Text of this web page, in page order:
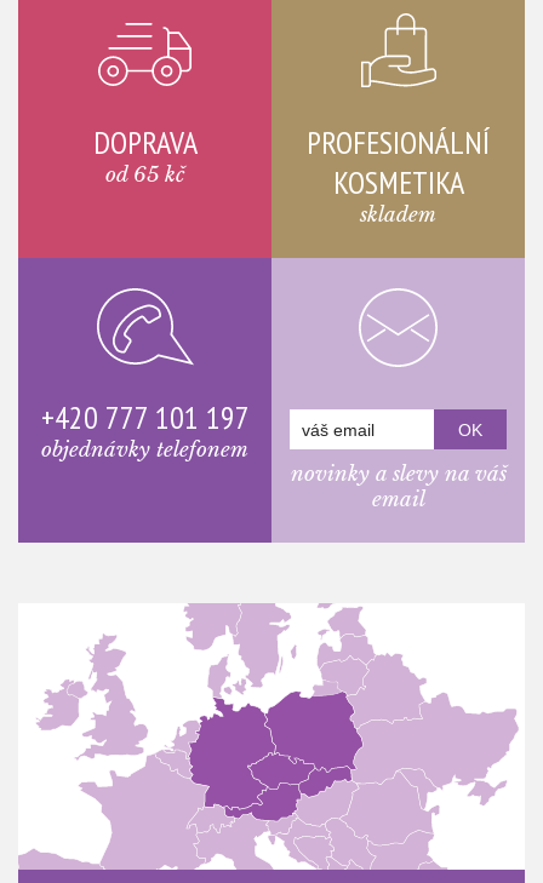
DOPRAVA
od 65 kč
PROFESIONÁLNÍ
KOSMETIKA
skladem
+420 777 101 197
objednávky telefonem
novinky a slevy na váš
email